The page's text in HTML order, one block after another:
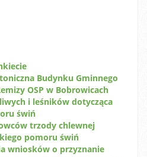
Budynku Gminnego
OSP w Bobrowicach
i leśników dotycząca
świń
trzody chlewnej
pomoru świń
wniosków o przyznanie